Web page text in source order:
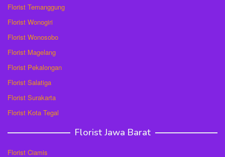
Florist Temanggung
Florist Wonogiri
Florist Wonosobo
Florist Magelang
Florist Pekalongan
Florist Salatiga
Florist Surakarta
Florist Kota Tegal
Florist Jawa Barat
Florist Ciamis